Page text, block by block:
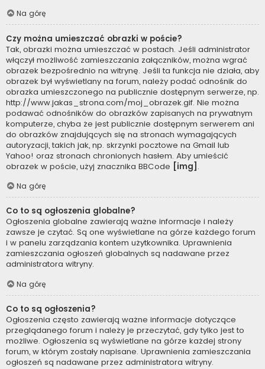
Na górę
Czy można umieszczać obrazki w poście?
Tak, obrazki można umieszczać w postach. Jeśli administrator
włączył możliwość zamieszczania załączników, można wgrać
obrazek bezpośrednio na witrynę. Jeśli ta funkcja nie działa, aby
obrazek był wyświetlany na forum, należy podać odnośnik do
obrazka umieszczonego na publicznie dostępnym serwerze, np.
http://www.jakas_strona.com/moj_obrazek.gif. Nie można
podawać odnośników do obrazków zapisanych na prywatnym
komputerze, chyba że jest publicznie dostępnym serwerem ani
do obrazków znajdujących się na stronach wymagających
autoryzacji, takich jak, np. skrzynki pocztowe na Gmail lub
Yahoo! oraz stronach chronionych hasłem. Aby umieścić
obrazek w poście, użyj znacznika BBCode [img] .
Na górę
Co to są ogłoszenia globalne?
Ogłoszenia globalne zawierają ważne informacje i należy
zawsze je czytać. Są one wyświetlane na górze każdego forum
i w panelu zarządzania kontem użytkownika. Uprawnienia
zamieszczania ogłoszeń globalnych są nadawane przez
administratora witryny.
Na górę
Co to są ogłoszenia?
Ogłoszenia często zawierają ważne informacje dotyczące
przeglądanego forum i należy je przeczytać, gdy tylko jest to
możliwe. Ogłoszenia są wyświetlane na górze każdej strony
forum, w którym zostały napisane. Uprawnienia zamieszczania
ogłoszeń są nadawane przez administratora witryny.